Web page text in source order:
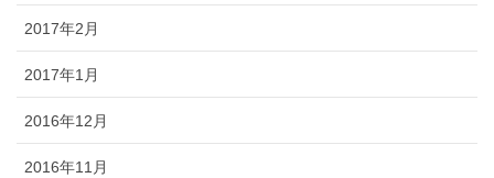
2017年2月
2017年1月
2016年12月
2016年11月